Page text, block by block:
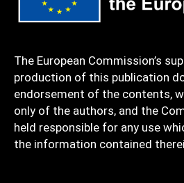
The European Commission’s
production of this publication
endorsement of the contents,
only of the authors, and the
held responsible for any use
the information contained